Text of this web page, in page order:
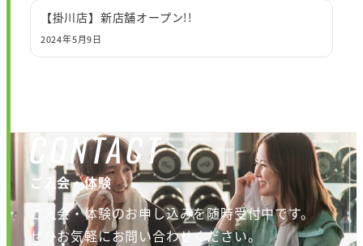
【掛川店】新店舗オープン!!
2024年5月9日
CONTACT
ご入会・体験
ご入会・体験のお申し込みを随時受付中です。
ぜひお気軽にお問い合わせください。